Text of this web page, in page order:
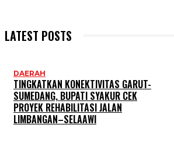
LATEST POSTS
DAERAH
TINGKATKAN KONEKTIVITAS GARUT-
SUMEDANG, BUPATI SYAKUR CEK
PROYEK REHABILITASI JALAN
LIMBANGAN–SELAAWI